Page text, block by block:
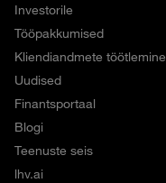
Investorile
Tööpakkumised
Kliendiandmete töötlemine
Uudised
Finantsportaal
Blogi
Teenuste seis
lhv.ai